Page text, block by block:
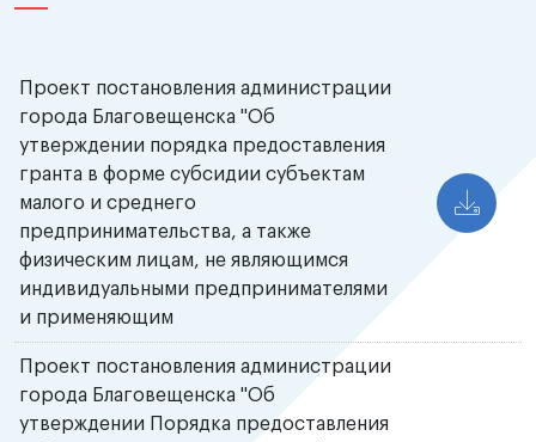
Проект постановления администрации
города Благовещенска "Об
утверждении порядка предоставления
гранта в форме субсидии субъектам
малого и среднего
предпринимательства, а также
физическим лицам, не являющимся
индивидуальными предпринимателями
и применяющим
Проект постановления администрации
города Благовещенска "Об
утверждении Порядка предоставления